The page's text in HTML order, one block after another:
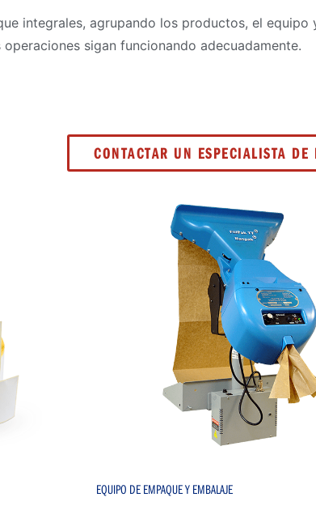
integrales, agrupando los productos, el equipo
sigan funcionando adecuadamente.
CONTACTAR UN ESPECIALISTA DE
EQUIPO DE EMPAQUE Y EMBALAJE